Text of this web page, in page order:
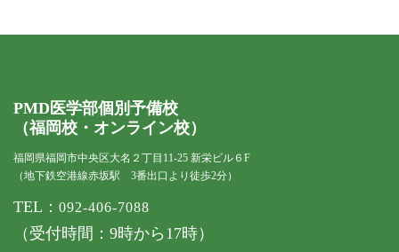
PMD医学部個別予備校
（福岡校・オンライン校）
福岡県福岡市中央区大名２丁目11-25 新栄ビル６F
（地下鉄空港線赤坂駅 3番出口より徒歩2分）
TEL： 092-406-7088
（受付時間：9時から17時）